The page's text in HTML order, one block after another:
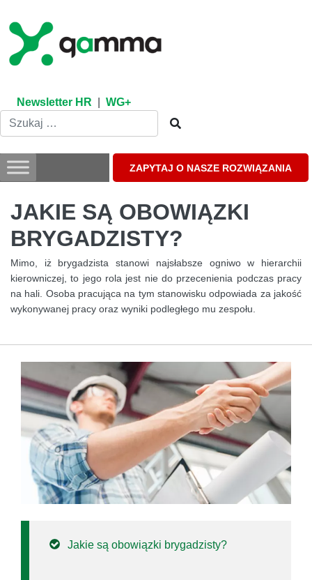
content
Newsletter HR WG+
ZAPYTAJ O NASZE ROZWIĄZANIA
JAKIE SĄ OBOWIĄZKI
BRYGADZISTY?
Mimo, iż brygadzista stanowi najsłabsze ogniwo w hierarchii
kierowniczej, to jego rola jest nie do przecenienia podczas pracy
na hali. Osoba pracująca na tym stanowisku odpowiada za jakość
wykonywanej pracy oraz wyniki podległego mu zespołu.
Jakie są obowiązki brygadzisty?